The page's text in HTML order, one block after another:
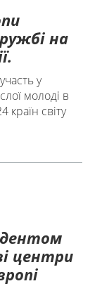
на
у
молоді в
країн світу
центри